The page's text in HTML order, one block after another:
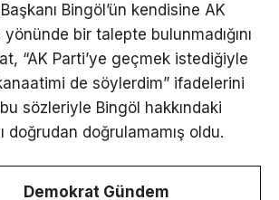
Bingöl’ün kendisine AK
bir talepte bulunmadığını
“AK Parti’ye geçmek istediğiyle
de söylerdim” ifadelerini
sözleriyle Bingöl hakkındaki
doğrudan doğrulamamış oldu.
Demokrat Gündem